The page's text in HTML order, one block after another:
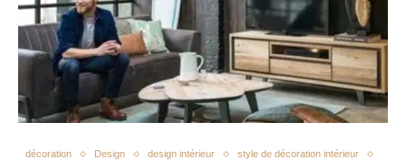
décoration Design design intérieur
style de décoration intérieur